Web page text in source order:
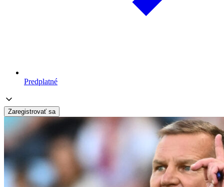
Predplatné
Zaregistrovať sa